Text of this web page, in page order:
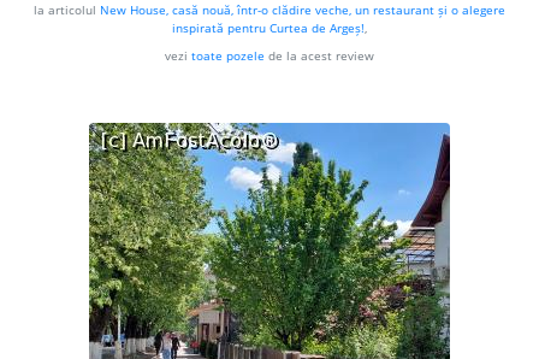
la articolul New House, casă nouă, într-o clădire veche, un restaurant și o alegere
inspirată pentru Curtea de Argeș!,
vezi toate pozele de la acest review